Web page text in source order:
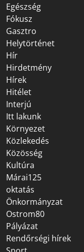
Egészség
Fókusz
Gasztro
Helytörténet
Hír
Hirdetmény
Hírek
Hitélet
Interjú
Itt lakunk
Környezet
Közlekedés
Közösség
Kultúra
Márai125
oktatás
Önkormányzat
Ostrom80
Pályázat
Rendőrségi hírek